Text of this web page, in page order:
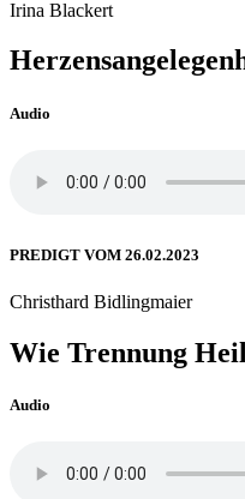
Irina Blackert
Audio
PREDIGT VOM 26.02.2023
Christhard Bidlingmaier
Wie Trennung
Audio